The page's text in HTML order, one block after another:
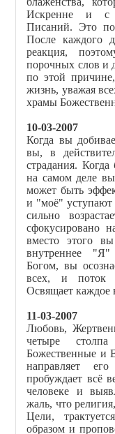
Искренне и с
Писаний. Это
После каждого
реакция,
порочных слов и
по этой
жизнь, уважая
храмы
10-03-2007
Когда вы
вы, в
страдания.
на самом деле вы
может быть
и "моё"
сильно
сфокусировано
вместо этого
внутреннее "Я"
Богом, вы
всех, и поток
Освящает каждое
11-03-2007
Любовь,
четыре
Божественные и
направляет
пробуждает всё
человеке и
жаль, что
Цели,
образом и